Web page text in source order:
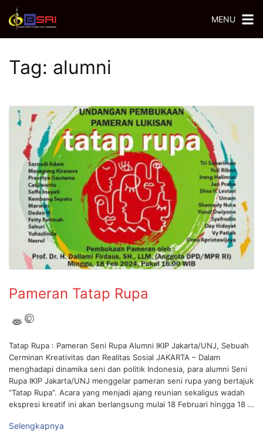
MENU
Tag: alumni
Pameran Tatap Rupa
Tatap Rupa : Pameran Seni Rupa Alumni IKIP Jakarta/UNJ, Sebuah
Cerminan Kreativitas dan Realitas Sosial JAKARTA – Dalam
menghadapi dinamika seni dan politik Indonesia, para alumni Seni
Rupa IKIP Jakarta/UNJ menggelar pameran seni rupa yang bertajuk
“Tatap Rupa”. Acara yang menjadi ajang reunian sekaligus wadah
ekspresi kreatif ini akan berlangsung mulai 18 Februari hingga 18 …
Selengkapnya